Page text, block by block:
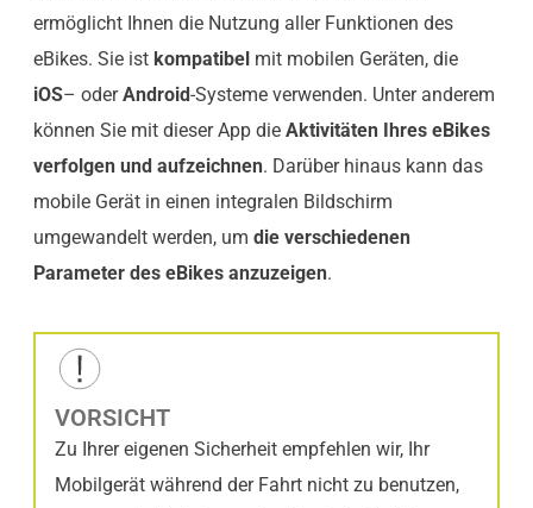
ermöglicht Ihnen die Nutzung aller Funktionen des
eBikes. Sie ist kompatibelmit mobilen Geräten, die
iOS– oderAndroid-Systeme verwenden. Unter anderem
können Sie mit dieser App die Aktivitäten Ihres eBikes
verfolgen und aufzeichnen. Darüber hinaus kann das
mobile Gerät in einen integralen Bildschirm
umgewandelt werden, um die verschiedenen
Parameter des eBikes anzuzeigen.
VORSICHT
Zu Ihrer eigenen Sicherheit empfehlen wir, Ihr
Mobilgerät während der Fahrt nicht zu benutzen,